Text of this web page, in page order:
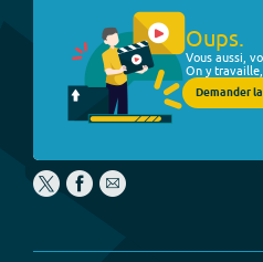
Oups.
Vous aussi,
On y travaille,
Demander